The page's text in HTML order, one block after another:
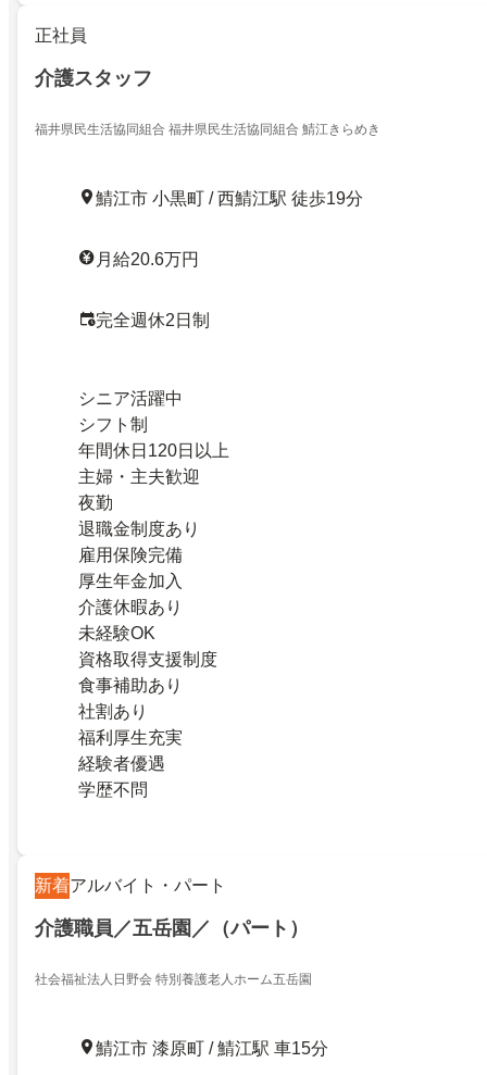
正社員
介護スタッフ
福井県民生活協同組合 福井県民生活協同組合 鯖江きらめき
鯖江市 小黒町 / 西鯖江駅 徒歩19分
月給20.6万円
完全週休2日制
シニア活躍中
シフト制
年間休日120日以上
主婦・主夫歓迎
夜勤
退職金制度あり
雇用保険完備
厚生年金加入
介護休暇あり
未経験OK
資格取得支援制度
食事補助あり
社割あり
福利厚生充実
経験者優遇
学歴不問
新着アルバイト・パート
介護職員／五岳園／（パート）
社会福祉法人日野会 特別養護老人ホーム五岳園
鯖江市 漆原町 / 鯖江駅 車15分